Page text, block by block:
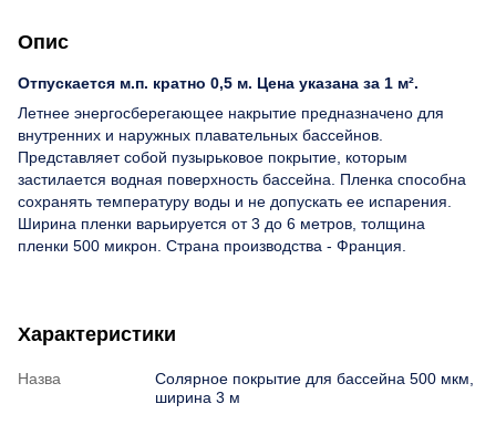
Опис
Отпускается м.п. кратно 0,5 м. Цена указана за 1 м².
Летнее энергосберегающее накрытие предназначено для
внутренних и наружных плавательных бассейнов.
Представляет собой пузырьковое покрытие, которым
застилается водная поверхность бассейна. Пленка способна
сохранять температуру воды и не допускать ее испарения.
Ширина пленки варьируется от 3 до 6 метров, толщина
пленки 500 микрон. Страна производства - Франция.
Характеристики
Назва
Солярное покрытие для бассейна 500 мкм,
ширина 3 м